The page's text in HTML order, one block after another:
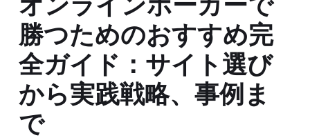
勝つためのおすすめ完
全ガイド：サイト選び
から実践戦略、事例ま
で